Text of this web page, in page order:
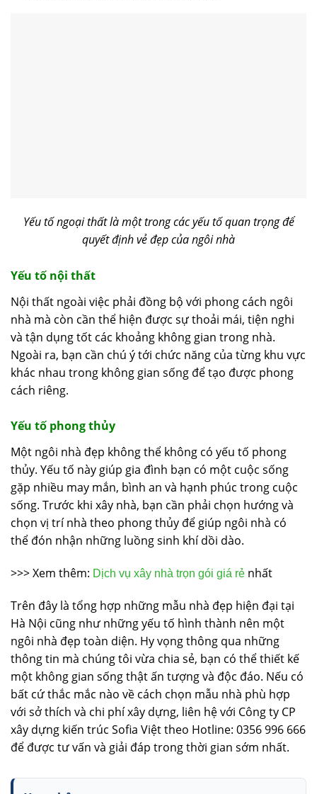
Yếu tố ngoại thất là một trong các yếu tố quan trọng để
quyết định vẻ đẹp của ngôi nhà
Yếu tố nội thất
Nội thất ngoài việc phải đồng bộ với phong cách ngôi
nhà mà còn cần thể hiện được sự thoải mái, tiện nghi
và tận dụng tốt các khoảng không gian trong nhà.
Ngoài ra, bạn cần chú ý tới chức năng của từng khu vực
khác nhau trong không gian sống để tạo được phong
cách riêng.
Yếu tố phong thủy
Một ngôi nhà đẹp không thể không có yếu tố phong
thủy. Yếu tố này giúp gia đình bạn có một cuộc sống
gặp nhiều may mắn, bình an và hạnh phúc trong cuộc
sống. Trước khi xây nhà, bạn cần phải chọn hướng và
chọn vị trí nhà theo phong thủy để giúp ngôi nhà có
thể đón nhận những luồng sinh khí dồi dào.
>>> Xem thêm: Dịch vụ xây nhà trọn gói giá rẻ nhất
Trên đây là tổng hợp những mẫu nhà đẹp hiện đại tại
Hà Nội cũng như những yếu tố hình thành nên một
ngôi nhà đẹp toàn diện. Hy vọng thông qua những
thông tin mà chúng tôi vừa chia sẻ, bạn có thể thiết kế
một không gian sống thật ấn tượng và độc đáo. Nếu có
bất cứ thắc mắc nào về cách chọn mẫu nhà phù hợp
với sở thích và chi phí xây dựng, liên hệ với Công ty CP
xây dựng kiến trúc Sofia Việt theo Hotline: 0356 996 666
để được tư vấn và giải đáp trong thời gian sớm nhất.